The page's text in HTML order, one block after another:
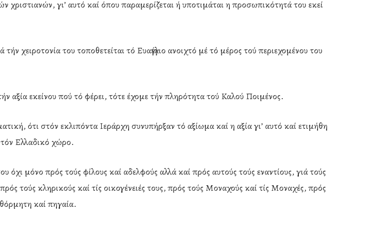
χριστιανών, γι’ αυτό καί όπου παραμερίζεται ή υποτιμάται η προσωπικότητά του εκεί
χειροτονία του τοποθετείται τό Ευαγγέλιο ανοιχτό μέ τό μέρος τού περιεχομένου του
αξία εκείνου πού τό φέρει, τότε έχομε τήν πληρότητα τού Καλού Ποιμένος.
ότι στόν εκλιπόντα Ιεράρχη συνυπήρξαν τό αξίωμα καί η αξία γι’ αυτό καί ετιμήθη
Ελλαδικό χώρο.
μόνο πρός τούς φίλους καί αδελφούς αλλά καί πρός αυτούς τούς εναντίους, γιά τούς
τούς κληρικούς καί τίς οικογένειές τους, πρός τούς Μοναχούς καί τίς Μοναχές, πρός
καί πηγαία.